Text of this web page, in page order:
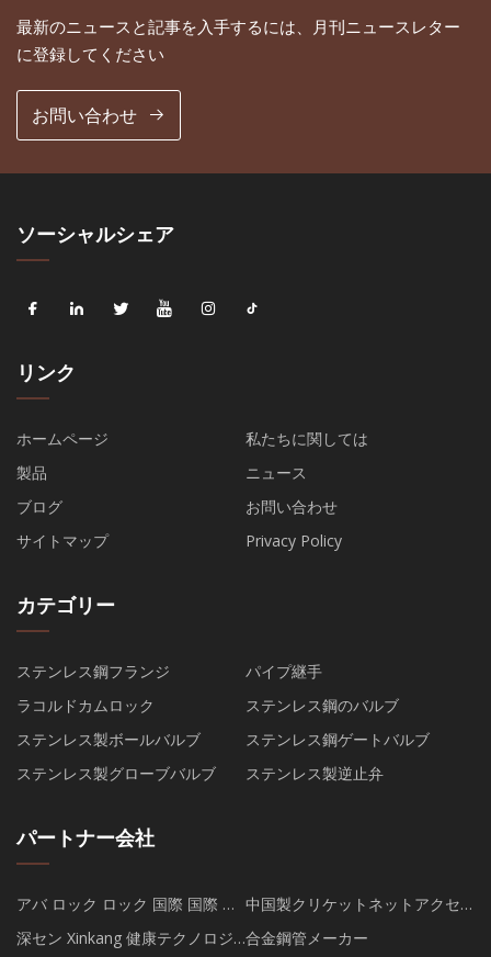
最新のニュースと記事を入手するには、月刊ニュースレター
に登録してください
お問い合わせ
ソーシャルシェア
リンク
ホームページ
私たちに関しては
製品
ニュース
ブログ
お問い合わせ
サイトマップ
Privacy Policy
カテゴリー
ステンレス鋼フランジ
パイプ継手
ラコルドカムロック
ステンレス鋼のバルブ
ステンレス製ボールバルブ
ステンレス鋼ゲートバルブ
ステンレス製グローブバルブ
ステンレス製逆止弁
パートナー会社
アバ ロック ロック 国際 国際 株
式会社 株式会社
中国製クリケットネットアクセ
サリー
深セン Xinkang 健康テクノロジ
合金鋼管メーカー